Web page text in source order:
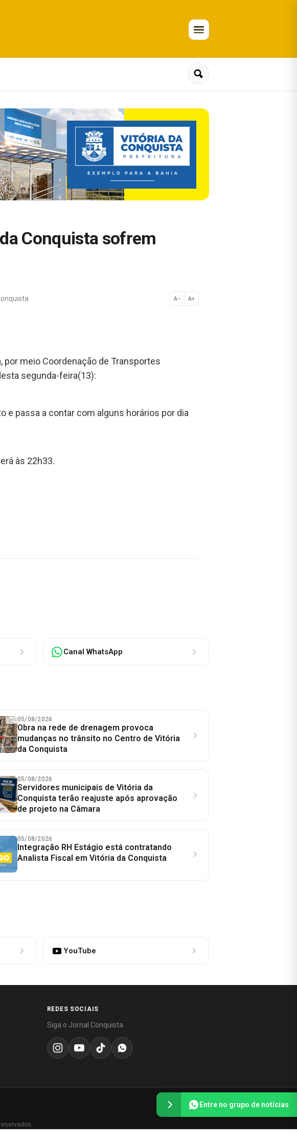
Conquista sofrem
A− A+
Normal
por meio Coordenação de Transportes
segunda-feira(13):
e passa a contar com alguns horários por dia
às 22h33.
Canal WhatsApp
05/08/2026
Obra na rede de drenagem provoca
mudanças no trânsito no Centro de Vitória
da Conquista
05/08/2026
Servidores municipais de Vitória da
Conquista terão reajuste após aprovação
de projeto na Câmara
05/08/2026
Integração RH Estágio está contratando
Analista Fiscal em Vitória da Conquista
YouTube
REDES SOCIAIS
Siga o Jornal Conquista
Entre no grupo de notícias